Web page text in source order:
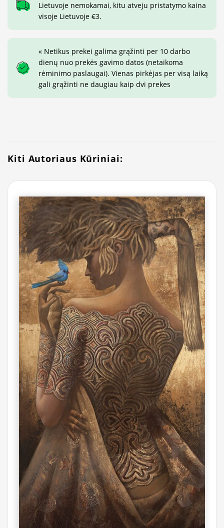
Lietuvoje nemokamai, kitu atveju pristatymo kaina
visoje Lietuvoje €3.
« Netikus prekei galima grąžinti per 10 darbo
dienų nuo prekės gavimo datos (netaikoma
rėminimo paslaugai). Vienas pirkėjas per visą laiką
gali grąžinti ne daugiau kaip dvi prekes
Kiti Autoriaus Kūriniai: